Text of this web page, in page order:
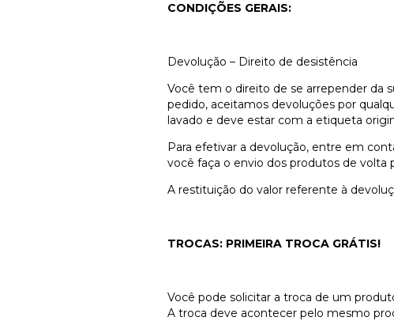
CONDIÇÕES GERAIS:
Devolução – Direito de desistência
Você tem o direito de se arrepender da
pedido, aceitamos devoluções por
lavado e deve estar com a etiqueta
Para efetivar a devolução, entre em
você faça o envio dos produtos de volta
A restituição do valor referente à
TROCAS: PRIMEIRA TROCA GRÁTIS!
Você pode solicitar a troca de um
A troca deve acontecer pelo mesmo